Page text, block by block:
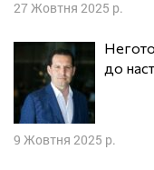
27 Жовтня 2025 р.
Неготовність Європи підштовхує Путіна
до
9 Жовтня 2025 р.